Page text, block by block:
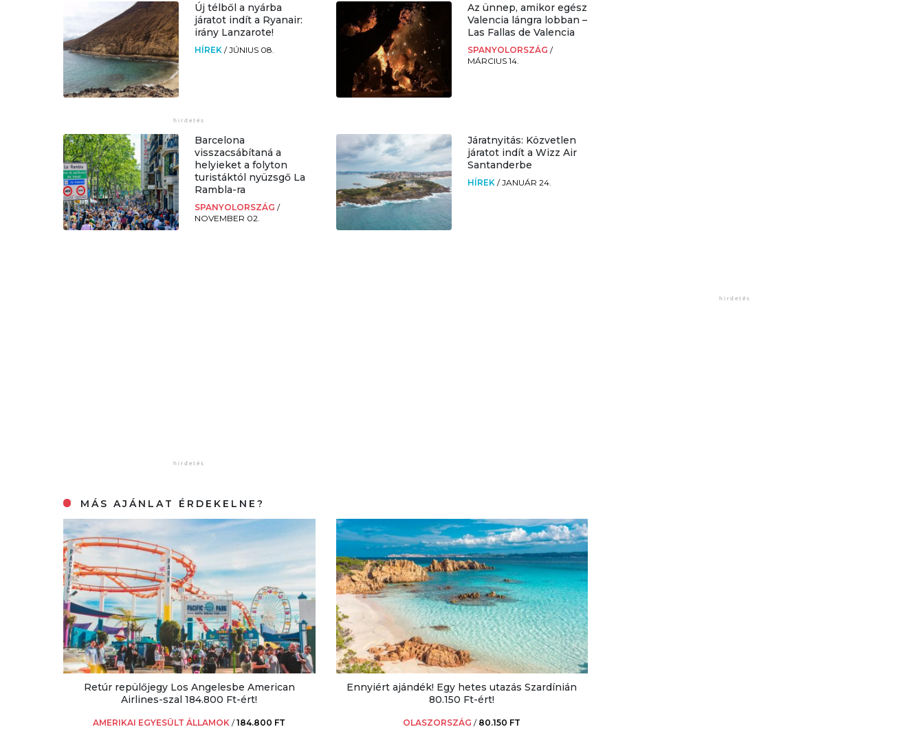
Új télből a nyárba
járatot indít a Ryanair:
irány Lanzarote!
HÍREK/JÚNIUS 08.
Az ünnep, amikor egész
Valencia lángra lobban –
Las Fallas de Valencia
SPANYOLORSZÁG /
MÁRCIUS 14.
Barcelona
visszacsábítaná a
helyieket a folyton
turistáktól nyüzsgő La
Rambla-ra
SPANYOLORSZÁG/
NOVEMBER 02.
Járatnyitás: Közvetlen
járatot indít a Wizz Air
Santanderbe
HÍREK /JANUÁR 24.
MÁS AJÁNLAT ÉRDEKELNE?
Retúr repülőjegy Los Angelesbe American
Airlines-szal 184.800 Ft-ért!
AMERIKAI EGYESÜLT ÁLLAMOK /184.800 FT
Ennyiért ajándék! Egy hetes utazás Szardínián
80.150 Ft-ért!
OLASZORSZÁG / 80.150 FT